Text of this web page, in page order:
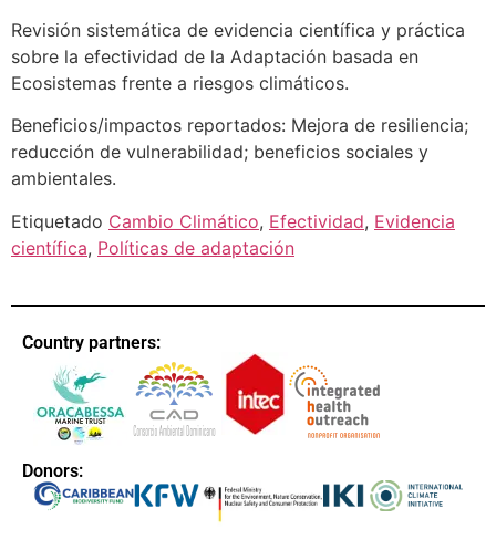
Revisión sistemática de evidencia científica y práctica
sobre la efectividad de la Adaptación basada en
Ecosistemas frente a riesgos climáticos.
Beneficios/impactos reportados: Mejora de resiliencia;
reducción de vulnerabilidad; beneficios sociales y
ambientales.
Etiquetado Cambio Climático, Efectividad, Evidencia
científica, Políticas de adaptación
Country partners:
Donors: